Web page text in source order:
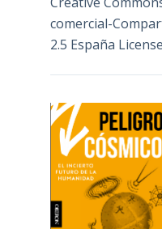
comercial-
2.5 España License